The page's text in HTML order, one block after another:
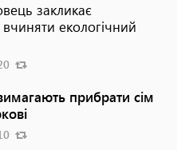
закликає
екологічний
прибрати сім